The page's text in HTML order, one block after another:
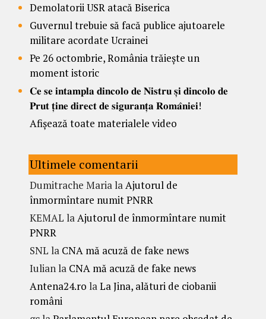
Demolatorii USR atacă Biserica
Guvernul trebuie să facă publice ajutoarele
militare acordate Ucrainei
Pe 26 octombrie, România trăiește un
moment istoric
𝐂𝐞 𝐬𝐞 𝐢𝐧𝐭𝐚𝐦𝐩𝐥𝐚 𝐝𝐢𝐧𝐜𝐨𝐥𝐨 𝐝𝐞 𝐍𝐢𝐬𝐭𝐫𝐮 𝐬̦𝐢 𝐝𝐢𝐧𝐜𝐨𝐥𝐨 𝐝𝐞
𝐏𝐫𝐮𝐭 𝐭̦𝐢𝐧𝐞 𝐝𝐢𝐫𝐞𝐜𝐭 𝐝𝐞 𝐬𝐢𝐠𝐮𝐫𝐚𝐧𝐭̦𝐚 𝐑𝐨𝐦𝐚̂𝐧𝐢𝐞𝐢!
Afișează toate materialele video
Ultimele comentarii
Dumitrache MarialaAjutorul de
înmormîntare numit PNRR
KEMAL laAjutorul de înmormîntare numit
PNRR
SNL la CNA mă acuză de fake news
Iulianla CNA mă acuză de fake news
Antena24.ro laLa Jina, alături de ciobanii
români